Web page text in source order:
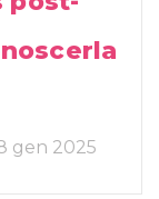
gen 2025